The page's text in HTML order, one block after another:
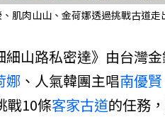
肌肉山山、金荷娜透過挑戰古道走
細山路私密達》由台灣
娜 、人氣韓團主唱南優賢
戰10條客家古道的任務